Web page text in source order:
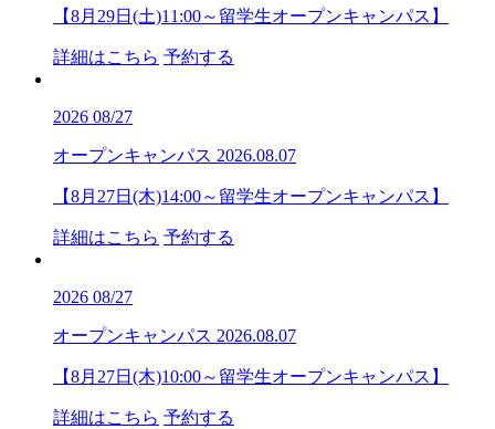
【8月29日(土)11:00～留学生オープンキャンパス】
詳細はこちら 予約する
2026 08/27
オープンキャンパス 2026.08.07
【8月27日(木)14:00～留学生オープンキャンパス】
詳細はこちら 予約する
2026 08/27
オープンキャンパス 2026.08.07
【8月27日(木)10:00～留学生オープンキャンパス】
詳細はこちら 予約する